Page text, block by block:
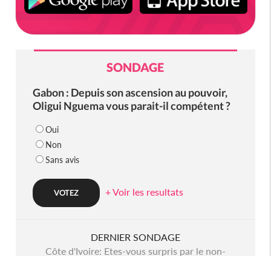
SONDAGE
Gabon : Depuis son ascension au pouvoir,
Oligui Nguema vous parait-il compétent ?
Oui
Non
Sans avis
+ Voir les resultats
DERNIER SONDAGE
Côte d'Ivoire: Etes-vous surpris par le non-